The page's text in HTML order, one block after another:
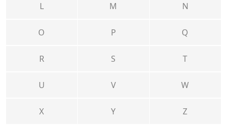
L M N
O P Q
R S T
U V W
X Y Z